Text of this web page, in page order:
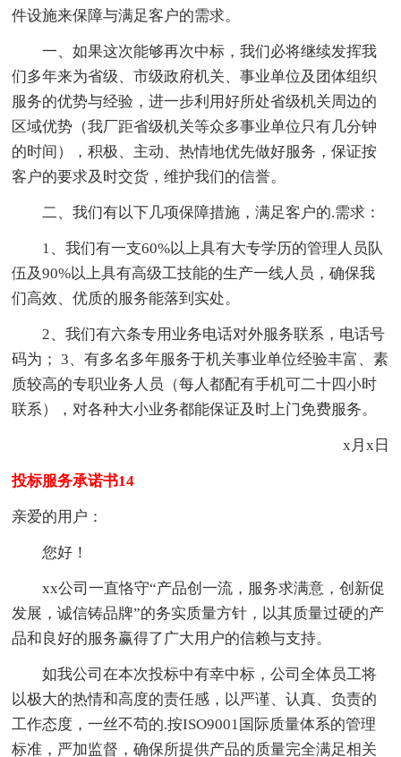
件设施来保障与满足客户的需求。
一、如果这次能够再次中标，我们必将继续发挥我
们多年来为省级、市级政府机关、事业单位及团体组织
服务的优势与经验，进一步利用好所处省级机关周边的
区域优势（我厂距省级机关等众多事业单位只有几分钟
的时间），积极、主动、热情地优先做好服务，保证按
客户的要求及时交货，维护我们的信誉。
二、我们有以下几项保障措施，满足客户的.需求：
1、我们有一支60%以上具有大专学历的管理人员队
伍及90%以上具有高级工技能的生产一线人员，确保我
们高效、优质的服务能落到实处。
2、我们有六条专用业务电话对外服务联系，电话号
码为； 3、有多名多年服务于机关事业单位经验丰富、素
质较高的专职业务人员（每人都配有手机可二十四小时
联系），对各种大小业务都能保证及时上门免费服务。
x月x日
投标服务承诺书14
亲爱的用户：
您好！
xx公司一直恪守“产品创一流，服务求满意，创新促
发展，诚信铸品牌”的务实质量方针，以其质量过硬的产
品和良好的服务赢得了广大用户的信赖与支持。
如我公司在本次投标中有幸中标，公司全体员工将
以极大的热情和高度的责任感，以严谨、认真、负责的
工作态度，一丝不苟的.按ISO9001国际质量体系的管理
标准，严加监督，确保所提供产品的质量完全满足相关